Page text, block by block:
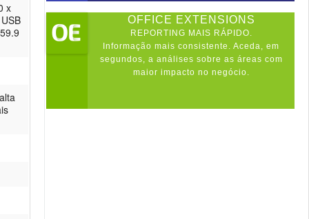
x
OFFICE EXTENSIONS
REPORTING MAIS RÁPIDO.
Informação mais consistente. Aceda, em
segundos, a análises sobre as áreas com
maior impacto no negócio.